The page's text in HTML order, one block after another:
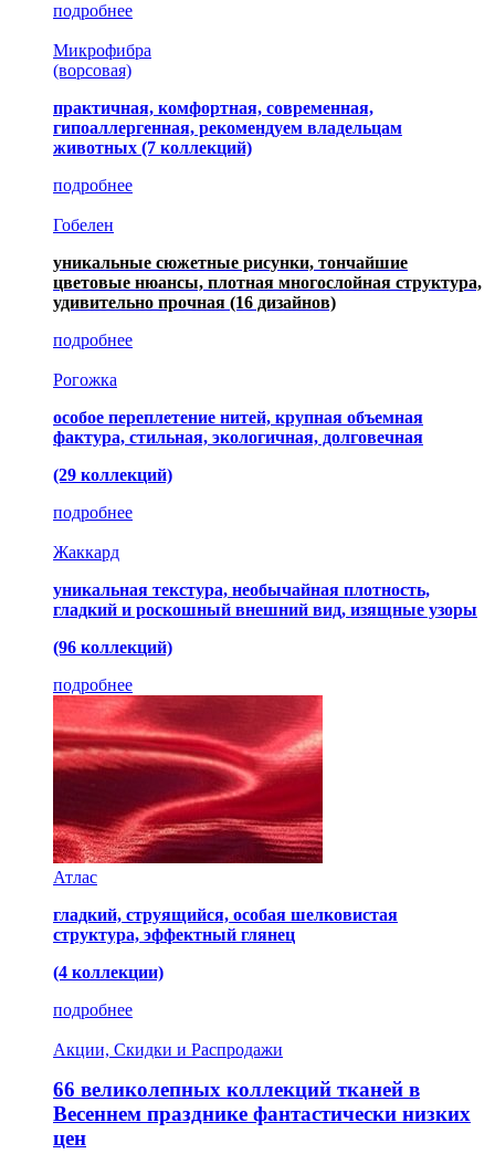
подробнее
Микрофибра
(ворсовая)
практичная, комфортная, современная,
гипоаллергенная, рекомендуем владельцам
животных (7 коллекций)
подробнее
Гобелен
уникальные сюжетные рисунки, тончайшие
цветовые нюансы, плотная многослойная структура,
удивительно прочная (16 дизайнов)
подробнее
Рогожка
особое переплетение нитей, крупная объемная
фактура, стильная, экологичная, долговечная
(29 коллекций)
подробнее
Жаккард
уникальная текстура, необычайная плотность,
гладкий и роскошный внешний вид, изящные узоры
(96 коллекций)
подробнее
Атлас
гладкий, струящийся, особая шелковистая
структура, эффектный глянец
(4 коллекции)
подробнее
Акции, Скидки и Распродажи
66 великолепных коллекций тканей в
Весеннем празднике фантастически низких
цен